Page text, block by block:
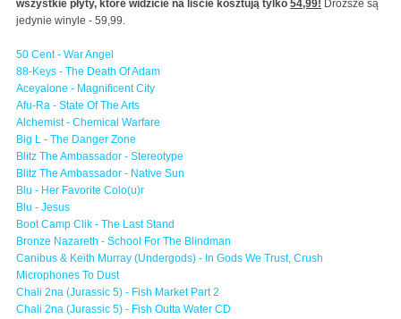
wszystkie płyty, które widzicie na liście kosztują tylko 54,99! Droższe są
jedynie winyle - 59,99.
50 Cent - War Angel
88-Keys - The Death Of Adam
Aceyalone - Magnificent City
Afu-Ra - State Of The Arts
Alchemist - Chemical Warfare
Big L - The Danger Zone
Blitz The Ambassador - Stereotype
Blitz The Ambassador - Native Sun
Blu - Her Favorite Colo(u)r
Blu - Jesus
Boot Camp Clik - The Last Stand
Bronze Nazareth - School For The Blindman
Canibus & Keith Murray (Undergods) - In Gods We Trust, Crush
Microphones To Dust
Chali 2na (Jurassic 5) - Fish Market Part 2
Chali 2na (Jurassic 5) - Fish Outta Water CD